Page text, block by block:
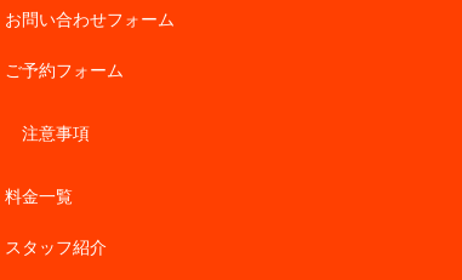
お問い合わせフォーム
ご予約フォーム
注意事項
料金一覧
スタッフ紹介